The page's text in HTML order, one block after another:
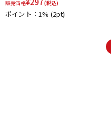
販売価格 (税込)
ポイント：1% (2pt)